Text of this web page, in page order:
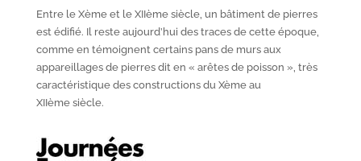
Entre le Xèmeet le XIIèmesiècle, un bâtiment de pierres
est édifié. Il reste aujourd’hui des traces de cette époque,
comme en témoignent certains pans de murs aux
appareillages de pierres dit en « arêtes de poisson », très
caractéristique des constructions du Xèmeau
XIIèmesiècle.